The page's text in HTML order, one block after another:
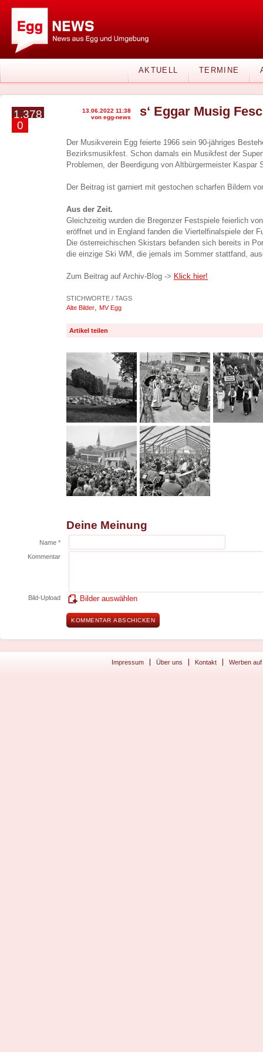
AKTUELL TERMINE
1.378
0
13.06.2022 11:38
von egg-news
s‘ Eggar Musig
Der Musikverein Egg feierte 1966 sein 90-jähriges
Bezirksmusikfest. Schon damals ein Musikfest der
Problemen, der Beerdigung von Altbürgermeister Kaspar
Der Beitrag ist garniert mit gestochen scharfen Bildern
Aus der Zeit.
Gleichzeitig wurden die Bregenzer Festspiele feierlich
eröffnet und in England fanden die Viertelfinalspiele der
Die österreichischen Skistars befanden sich bereits in
die einzige Ski WM, die jemals im Sommer stattfand,
Zum Beitrag auf Archiv-Blog -> Klick hier!
STICHWORTE / TAGS
Alte Bilder, MV Egg
Artikel teilen
Deine Meinung
Name *
Kommentar
Bild-Upload Bilder auswählen
Impressum Über uns Kontakt Werben